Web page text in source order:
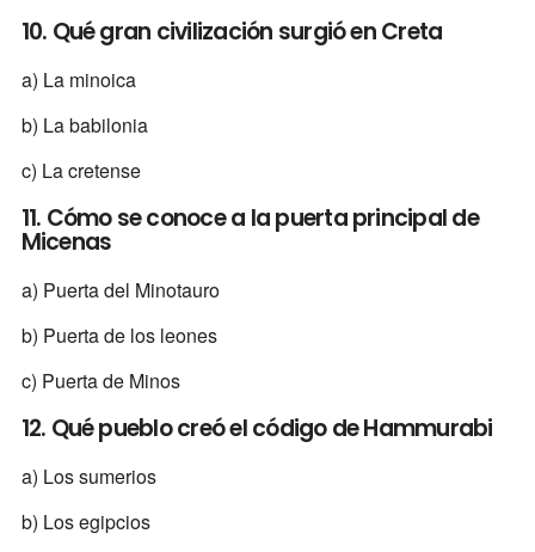
10. Qué gran civilización surgió en Creta
a) La minoica
b) La babilonia
c) La cretense
11. Cómo se conoce a la puerta principal de
Micenas
a) Puerta del Minotauro
b) Puerta de los leones
c) Puerta de Minos
12. Qué pueblo creó el código de Hammurabi
a) Los sumerios
b) Los egipcios